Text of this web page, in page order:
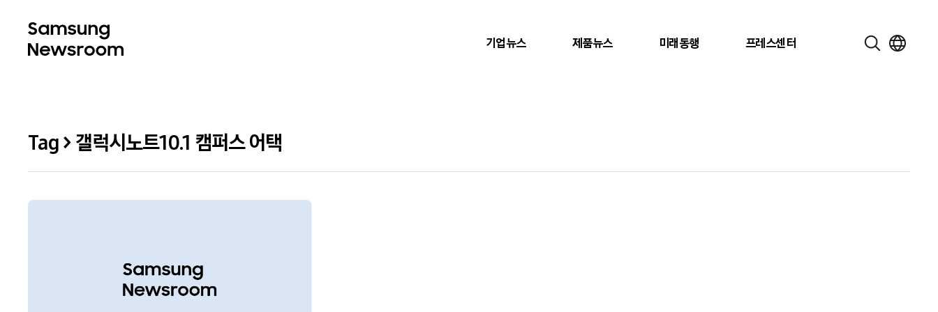
기업뉴스 제품뉴스 미래동행 프레스센터
Tag > 갤럭시노트10.1 캠퍼스 어택